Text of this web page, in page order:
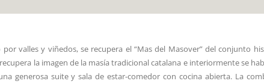
valles y viñedos, se recupera el “Mas del Masover” del conjunto
la imagen de la masía tradicional catalana e interiormente se
generosa suite y sala de estar-comedor con cocina abierta. La